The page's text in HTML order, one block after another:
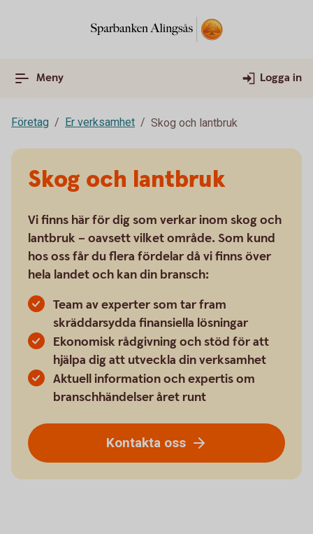
Meny Logga in
Företag Er verksamhet Skog och lantbruk
Skog och lantbruk
Vi finns här för dig som verkar inom skog och
lantbruk – oavsett vilket område. Som kund
hos oss får du flera fördelar då vi finns över
hela landet och kan din bransch:
Team av experter som tar fram
skräddarsydda finansiella lösningar
Ekonomisk rådgivning och stöd för att
hjälpa dig att utveckla din verksamhet
Aktuell information och expertis om
branschhändelser året runt
Kontakta oss